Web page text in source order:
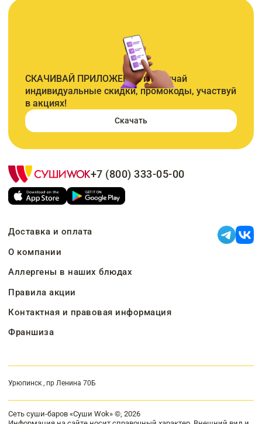
СКАЧИВАЙ ПРИЛОЖЕНИЕ и получай
индивидуальные скидки, промокоды, участвуй
в акциях!
Скачать
+7 (800) 333-05-00
Доставка и оплата
О компании
Аллергены в наших блюдах
Правила акции
Контактная и правовая информация
Франшиза
Урюпинск , пр Ленина 70Б
Сеть суши-баров «Суши Wok» ©, 2026